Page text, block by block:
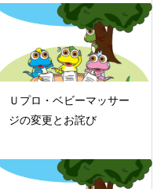
Ｕプロ・ベビーマッサー
ジの変更とお詫び